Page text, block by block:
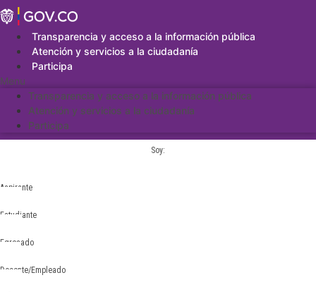
Saltar
al
contenidoTransparencia y acceso a la información pública
Atención y servicios a la ciudadanía
Participa
Menu
Transparencia y acceso a la información pública
Atención y servicios a la ciudadanía
Participa
Soy:
Aspirante
Estudiante
Egresado
Docente/Empleado